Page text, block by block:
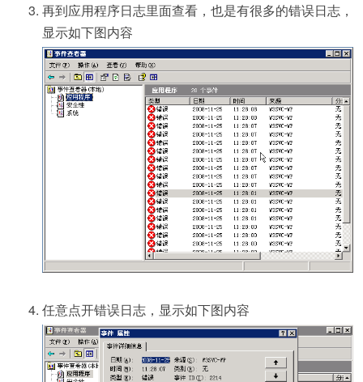
再到应用程序日志里面查看，也是有很多的错误日志，
显示如下图内容
任意点开错误日志，显示如下图内容